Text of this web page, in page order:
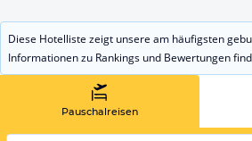
Diese Hotelliste zeigt unsere am häufigsten
Informationen zu Rankings und Bewertungen
Pauschalreisen